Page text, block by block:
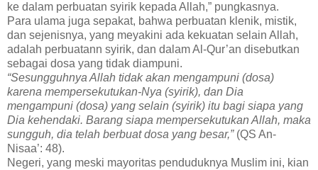
ke dalam perbuatan syirik kepada Allah,” pungkasnya.
Para ulama juga sepakat, bahwa perbuatan klenik, mistik,
dan sejenisnya, yang meyakini ada kekuatan selain Allah,
adalah perbuatann syirik, dan dalam Al-Qur’an disebutkan
sebagai dosa yang tidak diampuni.
“Sesungguhnya Allah tidak akan mengampuni (dosa)
karena mempersekutukan-Nya (syirik), dan Dia
mengampuni (dosa) yang selain (syirik) itu bagi siapa yang
Dia kehendaki. Barang siapa mempersekutukan Allah, maka
sungguh, dia telah berbuat dosa yang besar,”(QS An-
Nisaa’: 48).
Negeri, yang meski mayoritas penduduknya Muslim ini, kian